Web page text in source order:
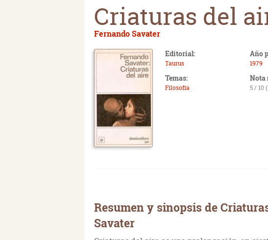
Criaturas del
Fernando Savater
Editorial:
Taurus
Año
1979
Temas:
Filosofía
Nota
5 / 10
Resumen y sinopsis de
Savater